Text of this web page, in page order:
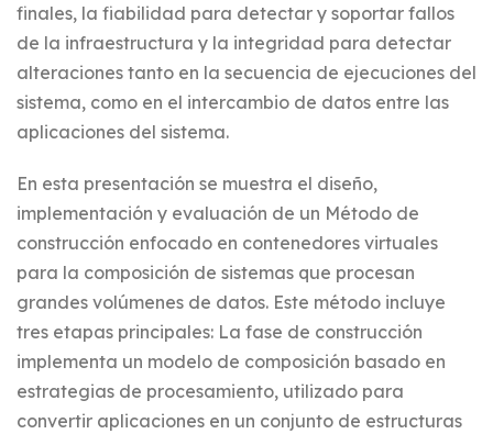
finales, la fiabilidad para detectar y soportar fallos
de la infraestructura y la integridad para detectar
alteraciones tanto en la secuencia de ejecuciones del
sistema, como en el intercambio de datos entre las
aplicaciones del sistema.
En esta presentación se muestra el diseño,
implementación y evaluación de un Método de
construcción enfocado en contenedores virtuales
para la composición de sistemas que procesan
grandes volúmenes de datos. Este método incluye
tres etapas principales: La fase de construcción
implementa un modelo de composición basado en
estrategias de procesamiento, utilizado para
convertir aplicaciones en un conjunto de estructuras